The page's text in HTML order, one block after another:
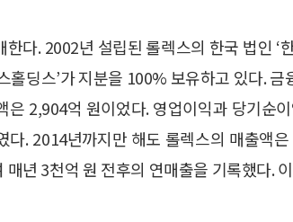
다. 2002년 설립된 롤렉스의 한국 법인 ‘
홀딩스’가 지분을 100% 보유하고 있다.
2,904억 원이었다. 영업이익과 당기순
. 2014년까지만 해도 롤렉스의 매출액
년 3천억 원 전후의 연매출을 기록했다.